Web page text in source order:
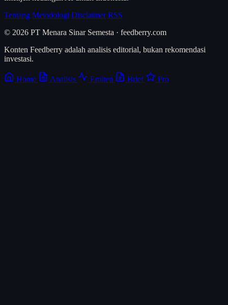
Tentang Metodologi Disclaimer RSS
© 2026 PT Menara Sinar Semesta · feedberry.com
Konten Feedberry adalah analisis editorial, bukan rekomendasi
investasi.
Home Analisis Emiten Brief Pro